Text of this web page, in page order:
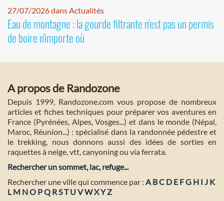
27/07/2026 dans Actualités
Eau de montagne : la gourde filtrante n'est pas un permis
de boire n'importe où
A propos de Randozone
Depuis 1999, Randozone.com vous propose de nombreux
articles et fiches techniques pour préparer vos aventures en
France (Pyrénées, Alpes, Vosges...) et dans le monde (Népal,
Maroc, Réunion...) : spécialisé dans la randonnée pédestre et
le trekking, nous donnons aussi des idées de sorties en
raquettes à neige, vtt, canyoning ou via ferrata.
Rechercher un sommet, lac, refuge...
Rechercher une ville qui commence par : A BC D E FG H I J K
L M NO PQ RST U VWXYZ